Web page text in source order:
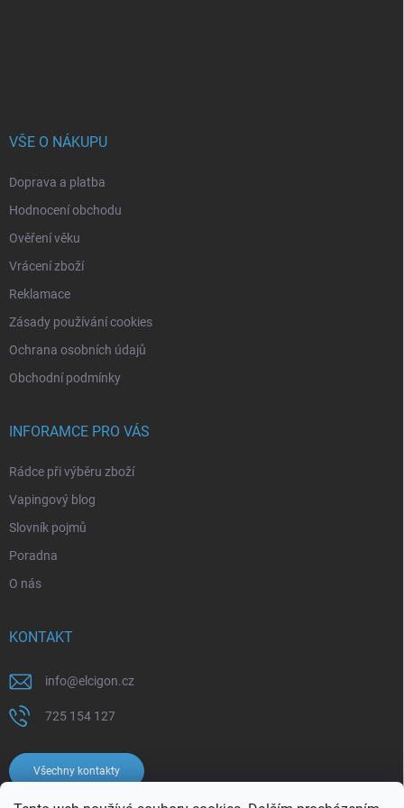
VŠE O NÁKUPU
Doprava a platba
Hodnocení obchodu
Ověření věku
Vrácení zboží
Reklamace
Zásady používání cookies
Ochrana osobních údajů
Obchodní podmínky
INFORAMCE PRO VÁS
Rádce při výběru zboží
Vapingový blog
Slovník pojmů
Poradna
O nás
KONTAKT
info@elcigon.cz
725 154 127
Všechny kontakty